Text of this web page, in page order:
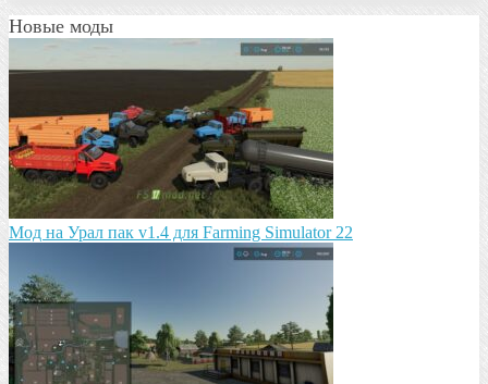
Новые моды
Мод на Урал пак v1.4 для Farming Simulator 22